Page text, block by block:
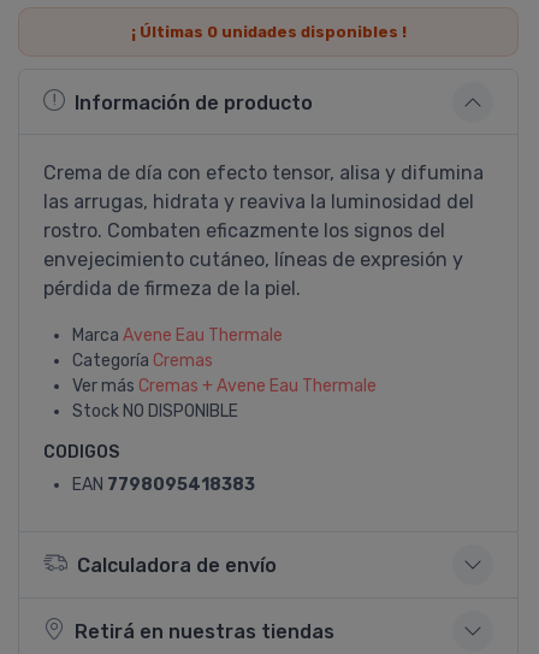
¡ Últimas 0unidades disponibles !
Información de producto
Crema de dí­a con efecto tensor, alisa y difumina
las arrugas, hidrata y reaviva la luminosidad del
rostro. Combaten eficazmente los signos del
envejecimiento cutáneo, lí­neas de expresión y
pérdida de firmeza de la piel.
Marca Avene Eau Thermale
Categoría Cremas
Ver más Cremas + Avene Eau Thermale
Stock NO DISPONIBLE
CODIGOS
EAN 7798095418383
Calculadora de envío
Retirá en nuestras tiendas